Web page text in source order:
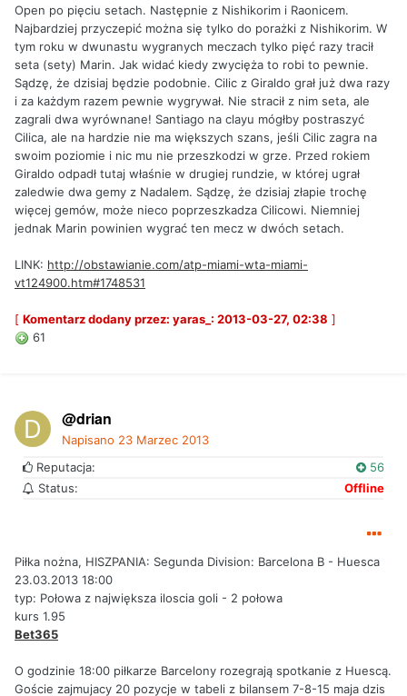
Open po pięciu setach. Następnie z Nishikorim i Raonicem.
Najbardziej przyczepić można się tylko do porażki z Nishikorim. W
tym roku w dwunastu wygranych meczach tylko pięć razy tracił
seta (sety) Marin. Jak widać kiedy zwycięża to robi to pewnie.
Sądzę, że dzisiaj będzie podobnie. Cilic z Giraldo grał już dwa razy
i za każdym razem pewnie wygrywał. Nie stracił z nim seta, ale
zagrali dwa wyrównane! Santiago na clayu mógłby postraszyć
Cilica, ale na hardzie nie ma większych szans, jeśli Cilic zagra na
swoim poziomie i nic mu nie przeszkodzi w grze. Przed rokiem
Giraldo odpadł tutaj właśnie w drugiej rundzie, w której ugrał
zaledwie dwa gemy z Nadalem. Sądzę, że dzisiaj złapie trochę
więcej gemów, może nieco poprzeszkadza Cilicowi. Niemniej
jednak Marin powinien wygrać ten mecz w dwóch setach.
LINK: http://obstawianie.com/atp-miami-wta-miami-
vt124900.htm#1748531
[ Komentarz dodany przez: yaras_: 2013-03-27, 02:38 ]
61
@drian
Napisano 23 Marzec 2013
Reputacja:
56
Status:
Offline
Piłka nożna, HISZPANIA: Segunda Division: Barcelona B - Huesca
23.03.2013 18:00
typ: Połowa z największa iloscia goli - 2 połowa
kurs 1.95
Bet365
O godzinie 18:00 piłkarze Barcelony rozegrają spotkanie z Huescą.
Goście zajmujacy 20 pozycje w tabeli z bilansem 7-8-15 maja dzis